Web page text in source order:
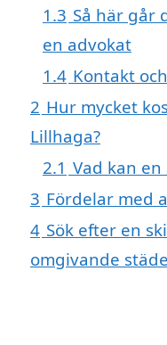
1.3 Så här går
en advokat
1.4 Kontakt
2 Hur mycket
Lillhaga?
2.1 Vad kan
3 Fördelar med
4 Sök efter en
omgivande